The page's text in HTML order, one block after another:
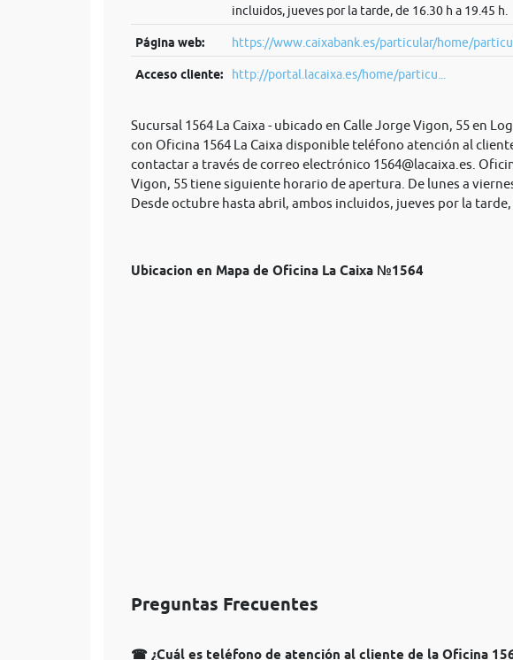
incluidos, jueves por la tarde, de 16.30 h a 19.45 h.
Página web: https://www.caixabank.es/particular/home/
Acceso cliente: http://portal.lacaixa.es/home/particu...
Sucursal 1564 La Caixa - ubicado en Calle Jorge Vigon, 55 en
con Oficina 1564 La Caixa disponible teléfono atención al
contactar a través de correo electrónico 1564@lacaixa.es .
Vigon, 55 tiene siguiente horario de apertura. De lunes a
Desde octubre hasta abril, ambos incluidos, jueves por la tarde,
Ubicacion en Mapa de Oficina La Caixa №1564
Preguntas Frecuentes
☎ ¿Cuál es teléfono de atención al cliente de la Oficina